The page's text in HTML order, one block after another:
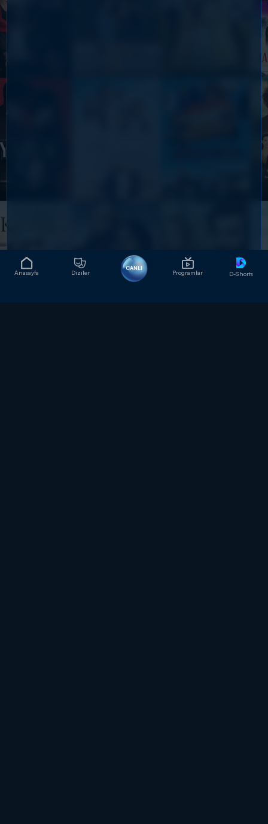
Anasayfa Diziler
CANLI
Programlar D-Shorts